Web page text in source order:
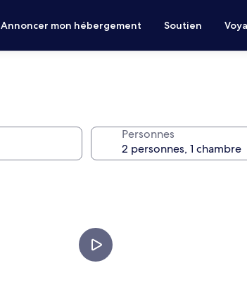
Annoncer mon hébergement Soutien
Personnes